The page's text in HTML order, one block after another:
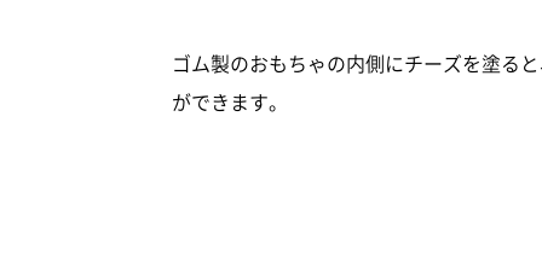
ゴム製のおもちゃの内側にチーズを塗る
ができます。